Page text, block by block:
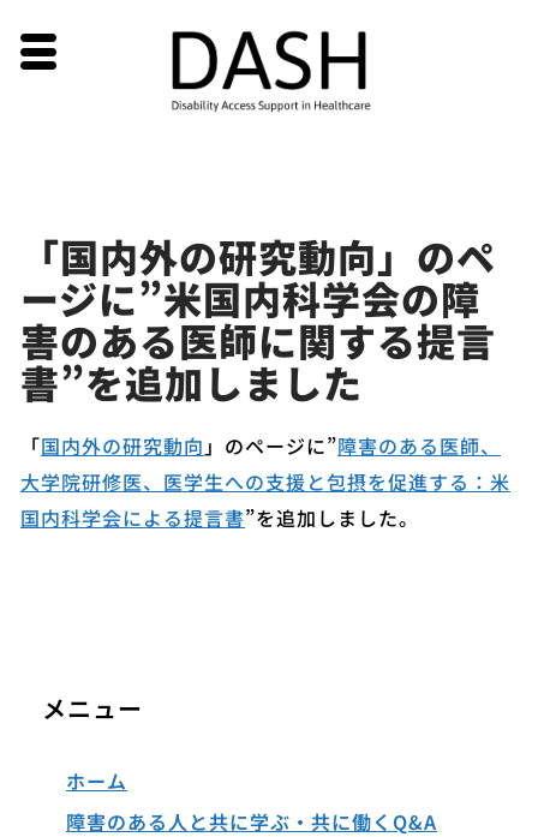
content
「国内外の研究動向」のペ
ージに”米国内科学会の障
害のある医師に関する提言
書”を追加しました
「国内外の研究動向 」のページに”障害のある医師、
大学院研修医、医学生への支援と包摂を促進する：米
国内科学会による提言書”を追加しました。
メニュー
ホーム
障害のある人と共に学ぶ・共に働くQ&A